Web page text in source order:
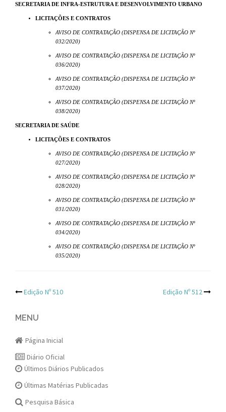
SECRETARIA DE INFRA-ESTRUTURA E DESENVOLVIMENTO URBANO
LICITAÇÕES E CONTRATOS
AVISO DE CONTRATAÇÃO (DISPENSA DE LICITAÇÃO Nº
032/2020)
AVISO DE CONTRATAÇÃO (DISPENSA DE LICITAÇÃO Nº
036/2020)
AVISO DE CONTRATAÇÃO (DISPENSA DE LICITAÇÃO Nº
037/2020)
AVISO DE CONTRATAÇÃO (DISPENSA DE LICITAÇÃO Nº
038/2020)
SECRETARIA DE SAÚDE
LICITAÇÕES E CONTRATOS
AVISO DE CONTRATAÇÃO (DISPENSA DE LICITAÇÃO Nº
027/2020)
AVISO DE CONTRATAÇÃO (DISPENSA DE LICITAÇÃO Nº
028/2020)
AVISO DE CONTRATAÇÃO (DISPENSA DE LICITAÇÃO Nº
031/2020)
AVISO DE CONTRATAÇÃO (DISPENSA DE LICITAÇÃO Nº
034/2020)
AVISO DE CONTRATAÇÃO (DISPENSA DE LICITAÇÃO Nº
035/2020)
Post
navigation
Edição Nº 510 Edição Nº 512
MENU
Página Inicial
Diário Oficial
Últimos Diários Publicados
Últimas Matérias Publicadas
Pesquisa Básica